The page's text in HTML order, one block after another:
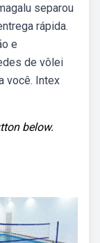
separou
rápida.
e
de vôlei
você. Intex
below.